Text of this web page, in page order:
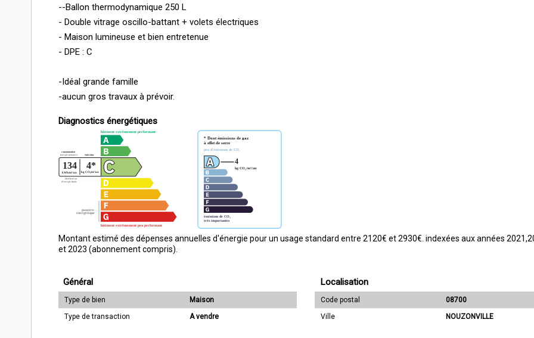
--Ballon thermodynamique 250 L
- Double vitrage oscillo-battant + volets électriques
- Maison lumineuse et bien entretenue
- DPE : C
-Idéal grande famille
-aucun gros travaux à prévoir.
Diagnostics énergétiques
Montant estimé des dépenses annuelles d'énergie pour un usage standard entre 2120€ et 2930€. indexées aux années
et 2023 (abonnement compris).
Général
Type de bien
Maison
Type de transaction
A vendre
Localisation
Code postal
08700
Ville
NOUZONVILLE